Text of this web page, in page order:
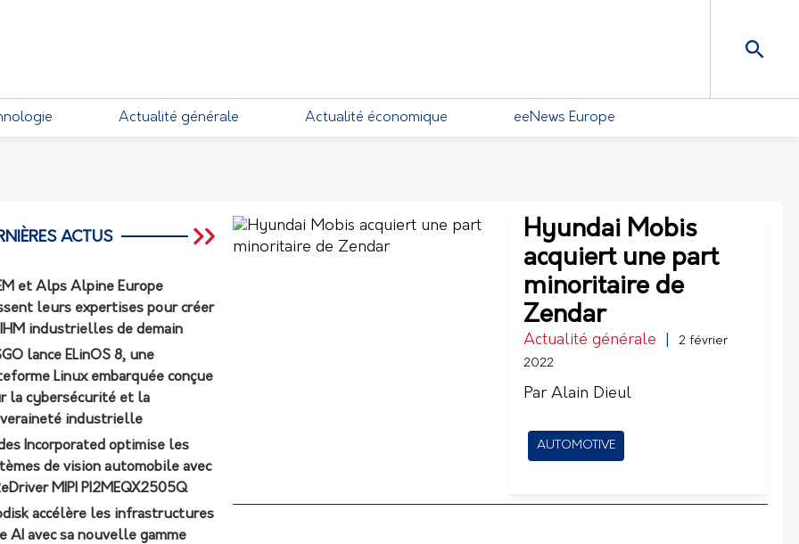
Actualité générale Actualité économique eeNews Europe
Hyundai Mobis
acquiert une part
minoritaire de
Zendar
Actualité générale
2 février
2022
Par Alain Dieul
AUTOMOTIVE
ACTUS
et Alps Alpine Europe
leurs expertises pour créer
industrielles de demain
lance ELinOS 8, une
Linux embarquée conçue
la cybersécurité et la
industrielle
Incorporated optimise les
de vision automobile avec
MIPI PI2MEQX2505Q
accélère les infrastructures
AI avec sa nouvelle gamme